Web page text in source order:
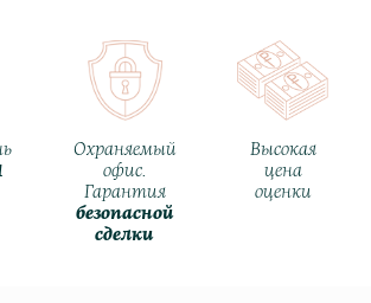
Охраняемый
офис.
Гарантия
безопасной
сделки
Высокая
цена
оценки